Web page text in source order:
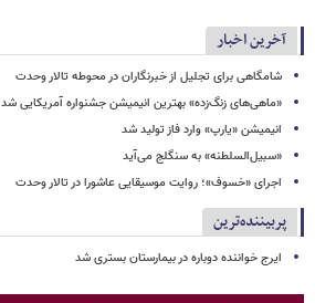
آخرین اخبار
شامگاهی برای تجلیل از خبرنگاران در محوطه تالار وحدت
«ماهی‌های زنگ‌زده» بهترین انیمیشن جشنواره آمریکایی شد
انیمیشن «یارپ» وارد فاز تولید شد
«سبیل‌السلطنه» به سنگلج می‌آید
اجرای «خسوف»؛ روایت موسیقایی عاشورا در تالار وحدت
پربیننده‌ترین
ایرج خواننده دوباره در بیمارستان بستری شد